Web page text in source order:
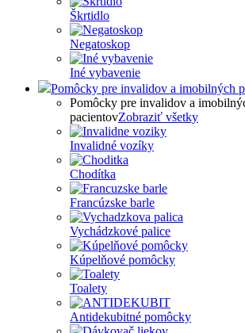
Škrtidlo
Negatoskop
Iné vybavenie
Pomôcky pre invalidov a imobilných
Pomôcky pre invalidov a
pacientovZobraziť všetky
Invalidné vozíky
Chodítka
Francúzske barle
Vychádzkové palice
Kúpelňové pomôcky
Toalety
Antidekubitné pomôcky